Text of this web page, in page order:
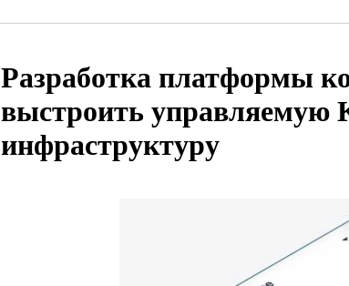
Разработка платформы
выстроить управляемую
инфраструктуру